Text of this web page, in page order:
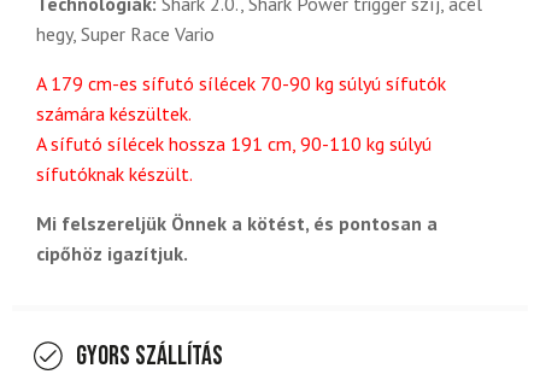
hegy, Super Race Vario
A 179 cm-es sífutó sílécek 70-90 kg súlyú sífutók
számára készültek.
A sífutó sílécek hossza 191 cm, 90-110 kg súlyú
sífutóknak készült.
Mi felszereljük Önnek a kötést, és pontosan a
cipőhöz igazítjuk.
Gyors szállítás